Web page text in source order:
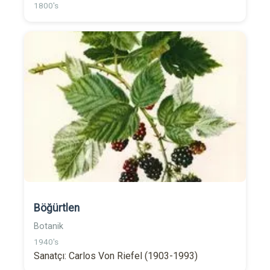
1800's
Böğürtlen
Botanik
1940's
Sanatçı: Carlos Von Riefel (1903-1993)